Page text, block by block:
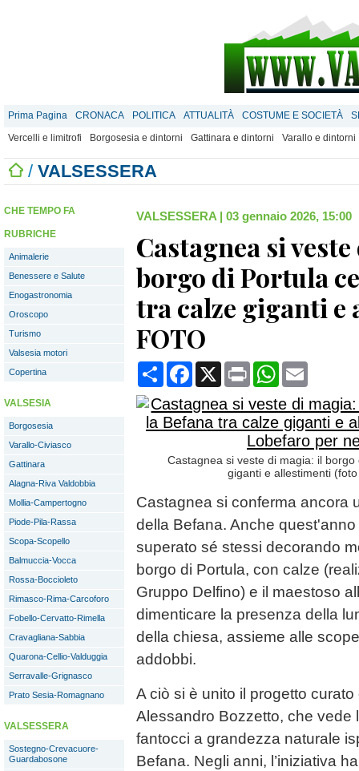
Prima Pagina CRONACA POLITICA ATTUALITÀ COSTUME E SOCIETÀ
Vercelli e limitrofi
Borgosesia e dintorni Gattinara e dintorni Varallo e dintorni
/ VALSESSERA
CHE TEMPO FA
RUBRICHE
Animalerie
Benessere e Salute
Enogastronomia
Oroscopo
Turismo
Valsesia motori
Copertina
VALSESIA
Borgosesia
Varallo-Civiasco
Gattinara
Alagna-Riva Valdobbia
Mollia-Campertogno
Piode-Pila-Rassa
Scopa-Scopello
Balmuccia-Vocca
Rossa-Boccioleto
Rimasco-Rima-Carcoforo
Fobello-Cervatto-Rimella
Cravagliana-Sabbia
Quarona-Cellio-Valduggia
Serravalle-Grignasco
Prato Sesia-Romagnano
VALSESSERA
Sostegno-Crevacuore-
Guardabosone
VALSESSERA | 03 gennaio 2026, 15:00
Castagnea si
borgo di Portula
tra calze giganti
FOTO
CondividiFacebook
X Print WhatsApp
Castagnea si veste di magia: il
giganti e allestimenti
Castagnea si conferma ancora
della Befana. Anche
superato sé stessi decorando
borgo di Portula, con calze
Gruppo Delfino) e il maestoso
dimenticare la presenza della
della chiesa, assieme alle
addobbi.
A ciò si è unito il progetto
Alessandro Bozzetto, che vede
fantocci a grandezza naturale
Befana. Negli anni, l’iniziativa